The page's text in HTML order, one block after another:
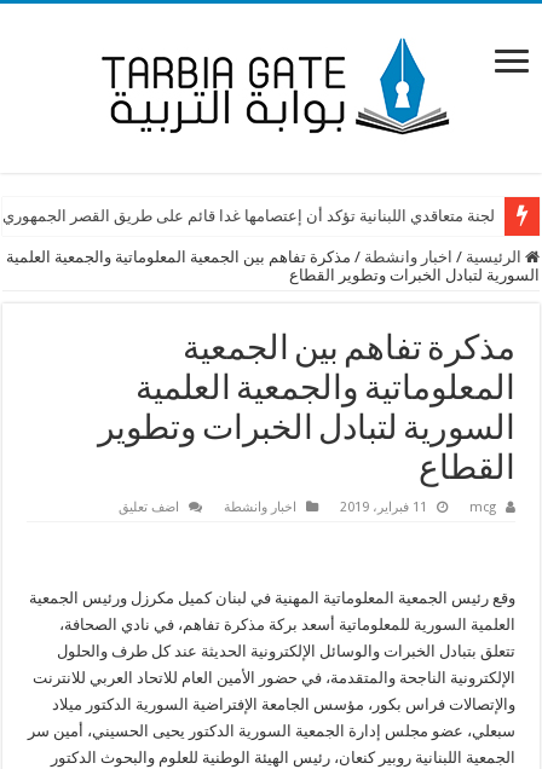
لجنة متعاقدي اللبنانية تؤكد أن إعتصامها غدا قائم على طريق القصر الجمهوري
الرئيسية / اخبار وانشطة / مذكرة تفاهم بين الجمعية المعلوماتية والجمعية العلمية
السورية لتبادل الخبرات وتطوير القطاع
مذكرة تفاهم بين الجمعية
المعلوماتية والجمعية العلمية
السورية لتبادل الخبرات وتطوير
القطاع
mcg 11 فبراير، 2019 اخبار وانشطة اضف تعليق
وقع رئيس الجمعية المعلوماتية المهنية في لبنان كميل مكرزل ورئيس الجمعية
العلمية السورية للمعلوماتية أسعد بركة مذكرة تفاهم، في نادي الصحافة،
تتعلق بتبادل الخبرات والوسائل الإلكترونية الحديثة عند كل طرف والحلول
الإلكترونية الناجحة والمتقدمة، في حضور الأمين العام للاتحاد العربي للانترنت
والإتصالات فراس بكور، مؤسس الجامعة الإفتراضية السورية الدكتور ميلاد
سبعلي، عضو مجلس إدارة الجمعية السورية الدكتور يحيى الحسيني، أمين سر
الجمعية اللبنانية روبير كنعان، رئيس الهيئة الوطنية للعلوم والبحوث الدكتور